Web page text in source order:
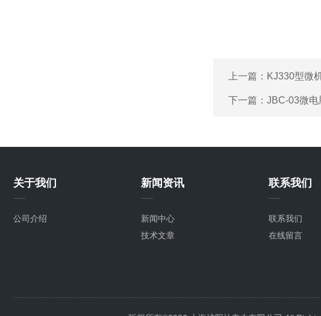
上一篇： KJ330型微
下一篇： JBC-03微电
关于我们
公司介绍
新闻资讯
新闻中心
技术文章
联系我们
联系我们
在线留言